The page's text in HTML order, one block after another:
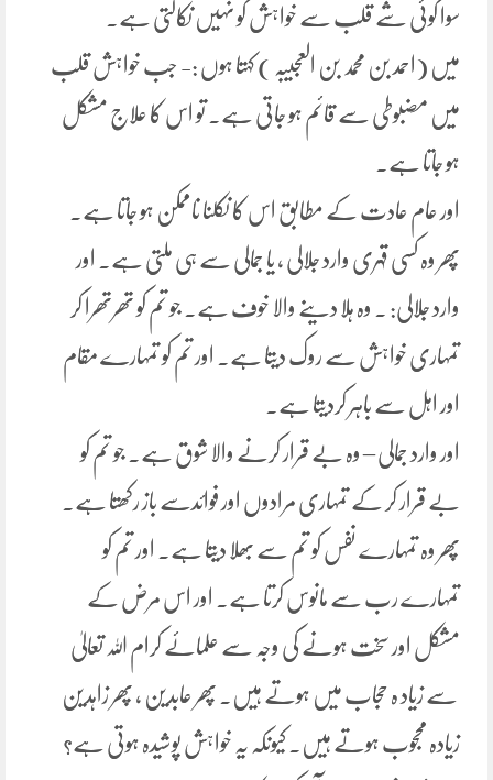
سوا کوئی شے قلب سے خواہش کو نہیں نکالتی ہے۔
میں (احمد بن محمد بن العجیبہ ) کہتا ہوں :- جب خواہش قلب
میں مضبوطی سے قائم ہو جاتی ہے۔ تو اس کا علاج مشکل
ہو جاتا ہے۔
اور عام عادت کے مطابق اس کا نکلنا ناممکن ہو جاتا ہے۔
پھر وہ کسی قہری وارد جلالی ، یا جمالی سے ہی ملتی ہے۔ اور
وارد جلالی: ۔ وہ ہلا دینے والا خوف ہے۔ جو تم کو تھرتھرا کر
تمہاری خواہش سے روک دیتا ہے۔ اور تم کو تمہارے مقام
اور اہل سے باہر کردیتا ہے۔
اور وارد جمالی – وہ بے قرار کرنے والا شوق ہے۔ جو تم کو
بے قرار کر کے تمہاری مرادوں اور فوائدسے باز رکھتا ہے۔
پھر وہ تمہارے نفس کو تم سے بھلا دیتا ہے۔ اور تم کو
تمہارے رب سے مانوس کرتا ہے۔ اور اس مرض کے
مشکل اور سخت ہونے کی وجہ سے علمائے کرام اللہ تعالیٰ
سے زیاد ہ حجاب میں ہوتے ہیں۔ پھر عابدین ، پھر زاہدین
زیادہ محجوب ہوتے ہیں۔ کیونکہ یہ خواہش پوشیدہ ہوتی ہے؟